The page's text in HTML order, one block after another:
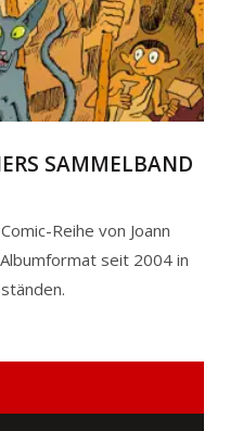
SAMMELBAND
Reihe von Joann
seit 2004 in